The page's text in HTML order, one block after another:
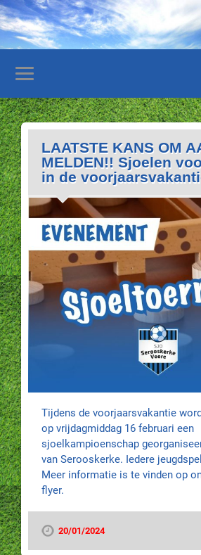
LAATSTE KANS OM
MELDEN!! Sjoelen
in de
Tijdens de voorjaarsvakantie
op vrijdagmiddag 16 februari een
sjoelkampioenschap
van Serooskerke. Iedere
Meer informatie is te vinden op
flyer.
20/01/2024